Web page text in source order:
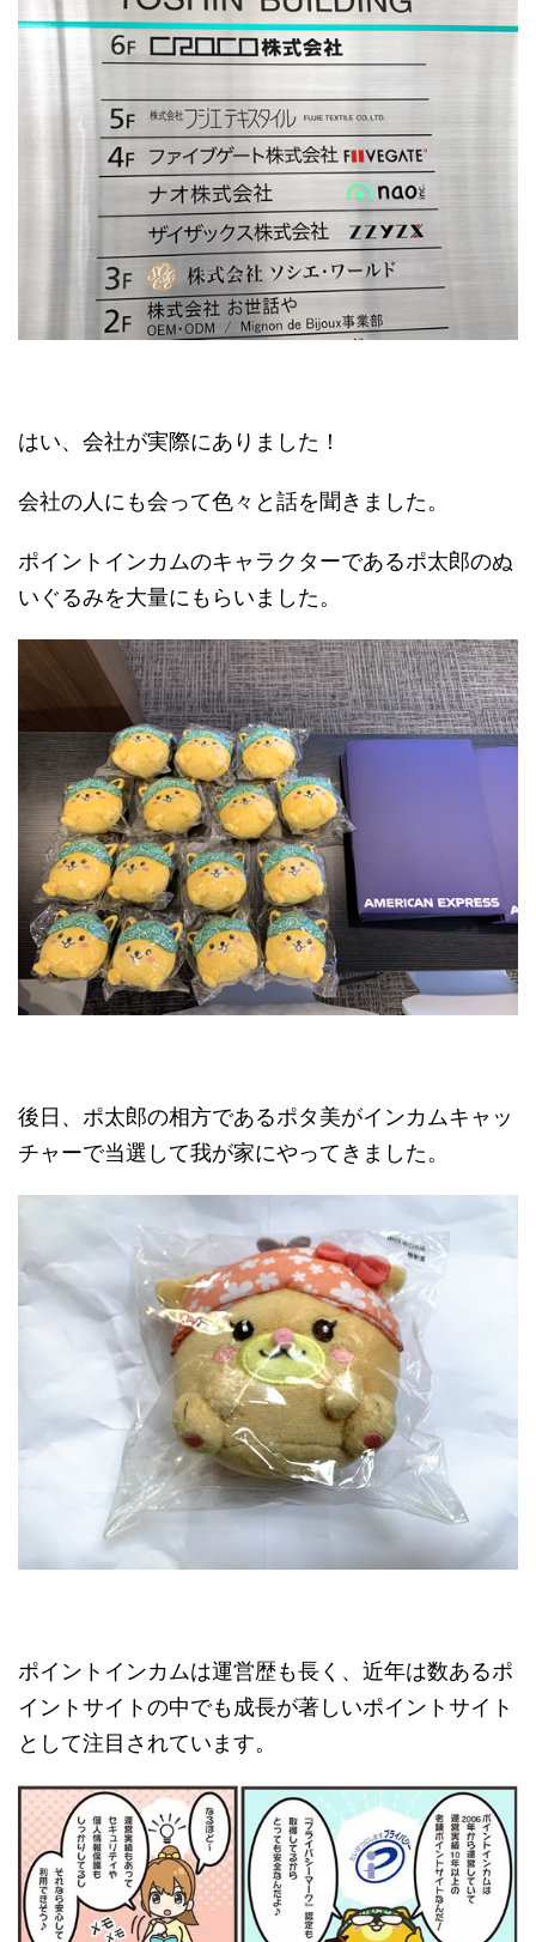
はい、会社が実際にありました！
会社の人にも会って色々と話を聞きました。
ポイントインカムのキャラクターであるポ太郎のぬ
いぐるみを大量にもらいました。
後日、ポ太郎の相方であるポタ美がインカムキャッ
チャーで当選して我が家にやってきました。
ポイントインカムは運営歴も長く、近年は数あるポ
イントサイトの中でも成長が著しいポイントサイト
として注目されています。